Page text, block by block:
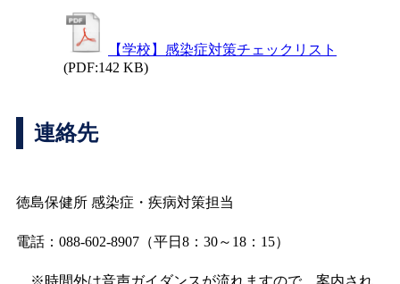
【学校】感染症対策チェックリスト
(PDF:142 KB)
連絡先
徳島保健所 感染症・疾病対策担当
電話：088-602-8907（平日8：30～18：15）
※時間外は音声ガイダンスが流れますので、案内され